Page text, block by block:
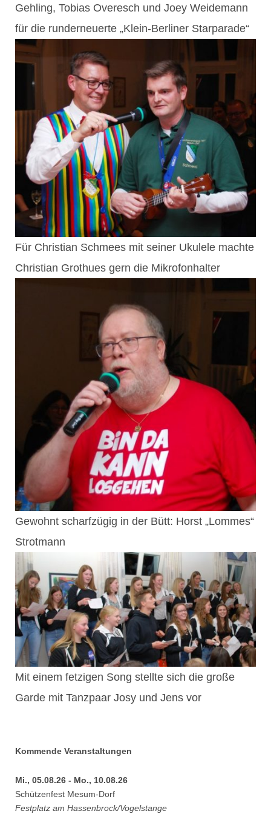
Gehling, Tobias Overesch und Joey Weidemann
für die runderneuerte „Klein-Berliner Starparade“
Für Christian Schmees mit seiner Ukulele machte
Christian Grothues gern die Mikrofonhalter
Gewohnt scharfzügig in der Bütt: Horst „Lommes“
Strotmann
Mit einem fetzigen Song stellte sich die große
Garde mit Tanzpaar Josy und Jens vor
Kommende Veranstaltungen
Mi., 05.08.26 - Mo., 10.08.26
Schützenfest Mesum-Dorf
Festplatz am Hassenbrock/Vogelstange